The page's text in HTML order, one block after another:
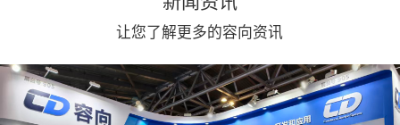
让您了解更多的容向资讯